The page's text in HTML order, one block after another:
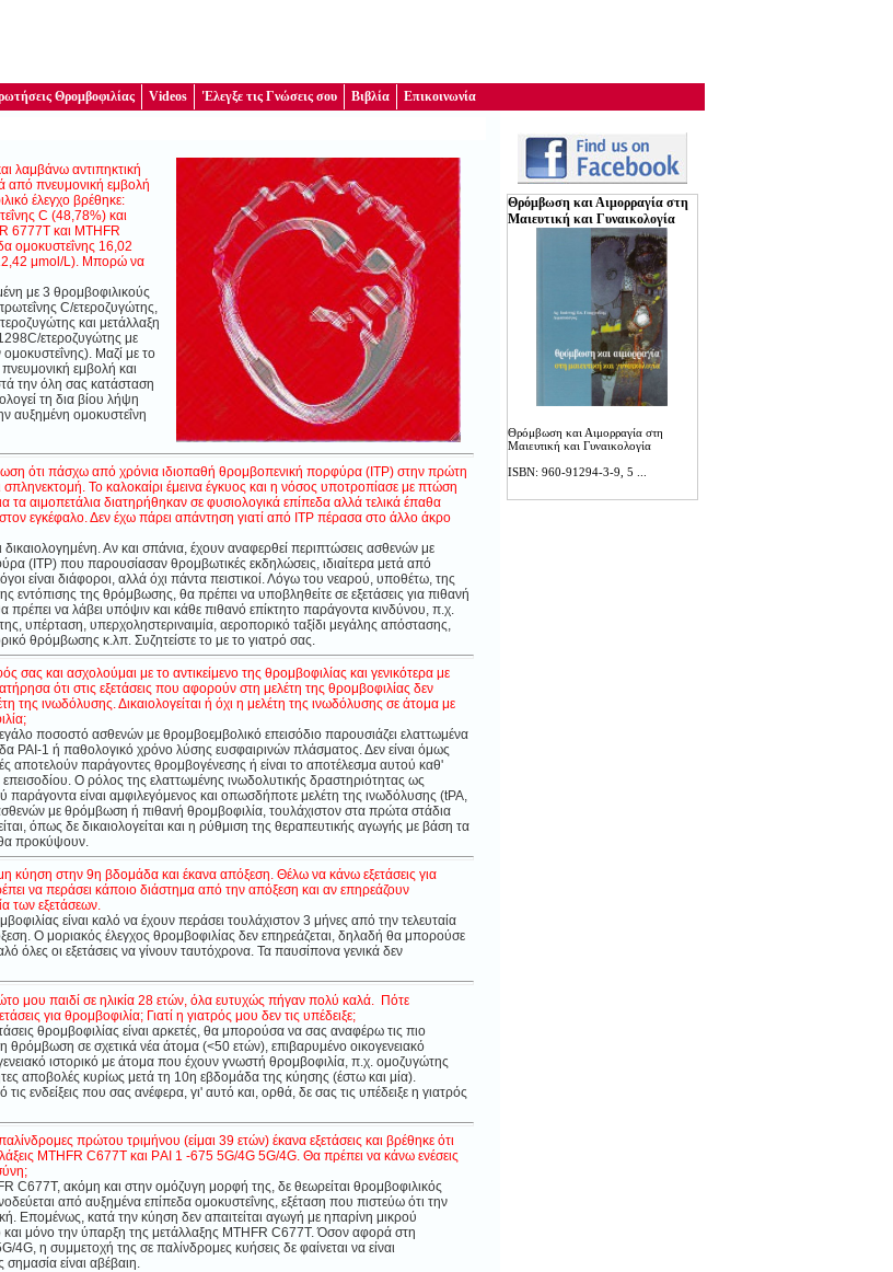
Θρομβοφιλίας Videos 'Ελεγξε τις Γνώσεις σου Βιβλία Επικοινωνία
λαμβάνω αντιπηκτική
από πνευμονική εμβολή
έλεγχο βρέθηκε:
C (48,78%) και
6777T και MTHFR
ομοκυστεΐνης 16,02
μmol /L). Μπορώ να
με 3 θρομβοφιλικούς
C/ετεροζυγώτης,
και μετάλλαξη
C/ετεροζυγώτης με
Μαζί με το
εμβολή και
την όλη σας κατάσταση
τη δια βίου λήψη
αυξημένη ομοκυστεΐνη
ότι πάσχω από χρόνια ιδιοπαθή θρομβοπενική πορφύρα (ITP) στην πρώτη
Το καλοκαίρι έμεινα έγκυος και η νόσος υποτροπίασε με πτώση
τα αιμοπετάλια διατηρήθηκαν σε φυσιολογικά επίπεδα αλλά τελικά έπαθα
εγκέφαλο. Δεν έχω πάρει απάντηση γιατί από ΙΤΡ πέρασα στο άλλο άκρο
Αν και σπάνια, έχουν αναφερθεί περιπτώσεις ασθενών με
( ITP) που παρουσίασαν θρομβωτικές εκδηλώσεις, ιδιαίτερα μετά από
είναι διάφοροι, αλλά όχι πάντα πειστικοί. Λόγω του νεαρού, υποθέτω, της
εντόπισης της θρόμβωσης, θα πρέπει να υποβληθείτε σε εξετάσεις για πιθανή
πρέπει να λάβει υπόψιν και κάθε πιθανό επίκτητο παράγοντα κινδύνου, π.χ.
υπέρταση, υπερχοληστεριναιμία, αεροπορικό ταξίδι μεγάλης απόστασης,
θρόμβωσης κ.λπ. Συζητείστε το με το γιατρό σας.
σας και ασχολούμαι με το αντικείμενο της θρομβοφιλίας και γενικότερα με
ότι στις εξετάσεις που αφορούν στη μελέτη της θρομβοφιλίας δεν
της ινωδόλυσης. Δικαιολογείται ή όχι η μελέτη της ινωδόλυσης σε άτομα με
ποσοστό ασθενών με θρομβοεμβολικό επεισόδιο παρουσιάζει ελαττωμένα
PAI-1 ή παθολογικό χρόνο λύσης ευσφαιρινών πλάσματος. Δεν είναι όμως
αποτελούν παράγοντες θρομβογένεσης ή είναι το αποτέλεσμα αυτού καθ'
O ρόλος της ελαττωμένης ινωδολυτικής δραστηριότητας ως
παράγοντα είναι αμφιλεγόμενος και οπωσδήποτε μελέτη της ινωδόλυσης (tPA,
με θρόμβωση ή πιθανή θρομβοφιλία, τουλάχιστον στα πρώτα στάδια
όπως δε δικαιολογείται και η ρύθμιση της θεραπευτικής αγωγής με βάση τα
προκύψουν.
κύηση στην 9η βδομάδα και έκανα απόξεση. Θέλω να κάνω εξετάσεις για
να περάσει κάποιο διάστημα από την απόξεση και αν επηρεάζουν
των εξετάσεων.
είναι καλό να έχουν περάσει τουλάχιστον 3 μήνες από την τελευταία
Ο μοριακός έλεγχος θρομβοφιλίας δεν επηρεάζεται, δηλαδή θα μπορούσε
όλες οι εξετάσεις να γίνουν ταυτόχρονα. Τα παυσίπονα γενικά δεν
μου παιδί σε ηλικία 28 ετών, όλα ευτυχώς πήγαν πολύ καλά. Πότε
για θρομβοφιλία; Γιατί η γιατρός μου δεν τις υπέδειξε;
θρομβοφιλίας είναι αρκετές, θα μπορούσα να σας αναφέρω τις πιο
θρόμβωση σε σχετικά νέα άτομα (<50 ετών), επιβαρυμένο οικογενειακό
ιστορικό με άτομα που έχουν γνωστή θρομβοφιλία, π.χ. ομοζυγώτης
αποβολές κυρίως μετά τη 10η εβδομάδα της κύησης (έστω και μία).
ενδείξεις που σας ανέφερα, γι' αυτό και, ορθά, δε σας τις υπέδειξε η γιατρός
πρώτου τριμήνου (είμαι 39 ετών) έκανα εξετάσεις και βρέθηκε ότι
MTHFR C677T και ΡAI 1 -675 5G/4G 5G/4G. Θα πρέπει να κάνω ενέσεις
C677T, ακόμη και στην ομόζυγη μορφή της, δε θεωρείται θρομβοφιλικός
από αυξημένα επίπεδα ομοκυστεΐνης, εξέταση που πιστεύω ότι την
Επομένως, κατά την κύηση δεν απαιτείται αγωγή με ηπαρίνη μικρού
και μόνο την ύπαρξη της μετάλλαξης MTHFR C677T. Όσον αφορά στη
4G, η συμμετοχή της σε παλίνδρομες κυήσεις δε φαίνεται να είναι
σημασία είναι αβέβαιη.
Θρόμβωση ­­­­­­­­­­και Αιμορραγία στη
Μαιευτική και Γυναικολογία
Θρόμβωση ­­­­­­­­­­και Αιμορραγία στη
Μαιευτική και Γυναικολογία
ISBN: 960-91294-3-9, 5 ...